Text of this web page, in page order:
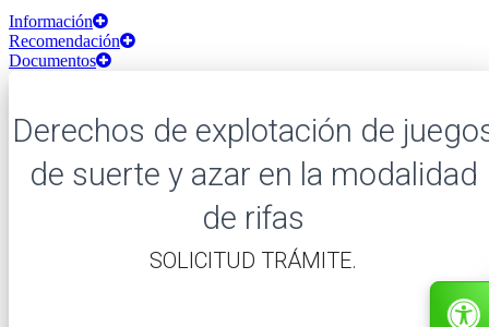
Información
Recomendación
Documentos
Derechos de explotación de
de suerte y azar en la modalidad
de rifas
​SOLICITUD TRÁMITE.